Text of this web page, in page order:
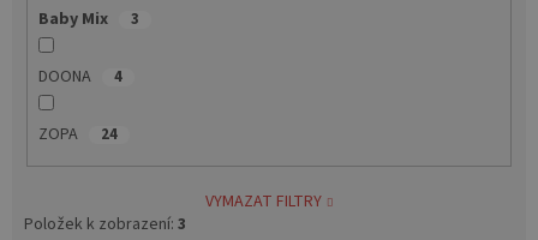
Baby Mix 3
DOONA 4
ZOPA 24
VYMAZAT FILTRY
Položek k zobrazení: 3